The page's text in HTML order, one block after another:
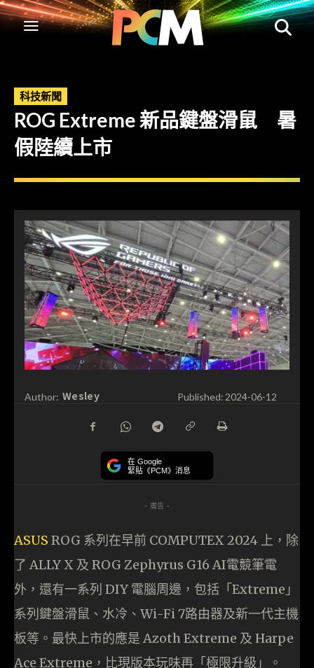
科技新聞
ROG Extreme 新品鍵盤滑鼠 暑
假陸續上市
Author: Wesley Published: 2024-06-12
在 Google
緊貼《PCM》消息
- 廣告 -
ASUS ROG 系列在早前 COMPUTEX 2024 上，除
了 ALLY X 及 ROG Zephyrus G16 AI電競筆電
外，還有一系列 DIY 電腦周邊，包括「Extreme」
系列鍵盤滑鼠、水冷、Wi-Fi 7路由器及新一代主機
板等。最快上市的應是 Azoth Extreme 及 Harpe
Ace Extreme，比現版本玩味再「極限升級」。